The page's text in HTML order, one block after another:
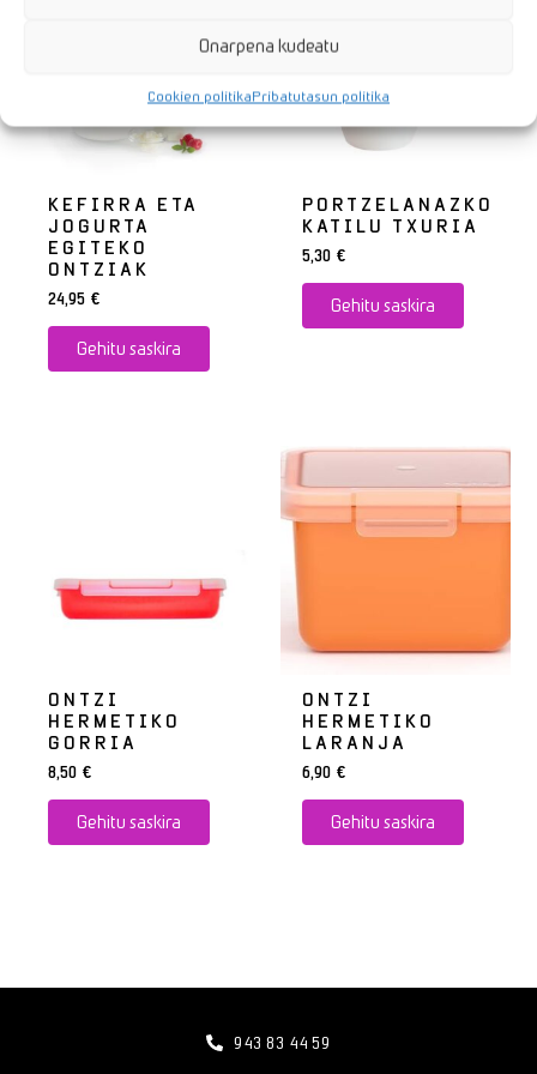
Onarpena kudeatu
Cookien politikaPribatutasun politika
KEFIRRA ETA
JOGURTA
EGITEKO
ONTZIAK
24,95 €
Gehitu saskira
PORTZELANAZKO
KATILU TXURIA
5,30 €
Gehitu saskira
ONTZI
HERMETIKO
GORRIA
8,50 €
Gehitu saskira
ONTZI
HERMETIKO
LARANJA
6,90 €
Gehitu saskira
943 83 44 59